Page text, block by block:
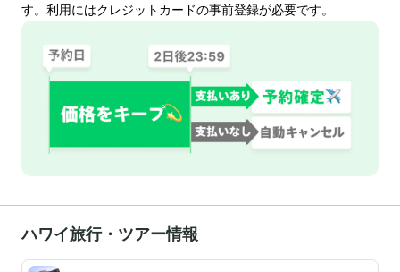
す。利用にはクレジットカードの事前登録が必要です。
ハワイ旅行・ツアー情報